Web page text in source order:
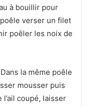
à bouillir pour
verser un filet
poêler les noix de
la même poêle
mousser puis
coupé, laisser